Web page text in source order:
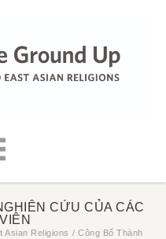
CỨU CỦA CÁC
Asian Religions / Công Bố Thành